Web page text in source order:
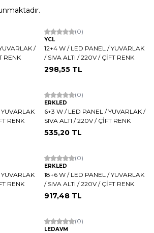
/
RENK
(0)
YCL
12+4 W / LED PANEL / YUVARLAK
/ SIVA ALTI / 220V / ÇİFT RENK
298,55 TL
RENK
(0)
ERKLED
6+3 W / LED PANEL / YUVARLAK /
SIVA ALTI / 220V / ÇİFT RENK
535,20 TL
RENK
(0)
ERKLED
18+6 W / LED PANEL / YUVARLAK
/ SIVA ALTI / 220V / ÇİFT RENK
917,48 TL
(0)
LEDAVM